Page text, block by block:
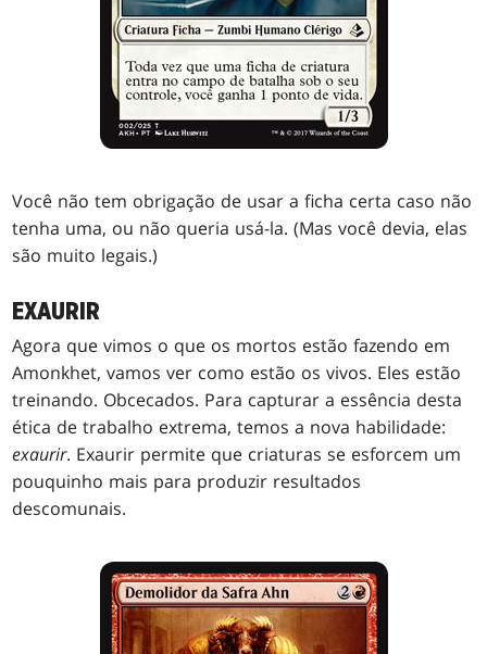
Você não tem obrigação de usar a ficha certa caso não
tenha uma, ou não queria usá-la. (Mas você devia, elas
são muito legais.)
EXAURIR
Agora que vimos o que os mortos estão fazendo em
Amonkhet, vamos ver como estão os vivos. Eles estão
treinando. Obcecados. Para capturar a essência desta
ética de trabalho extrema, temos a nova habilidade:
exaurir. Exaurir permite que criaturas se esforcem um
pouquinho mais para produzir resultados
descomunais.